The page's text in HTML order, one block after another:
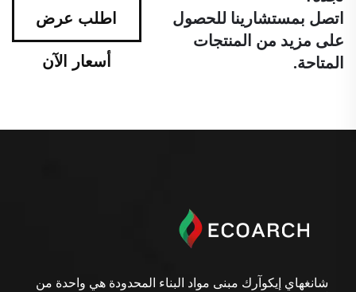
اتصل بمستشارينا للحصول
على مزيد من المنتجات
المتاحة.
اطلب عرض
أسعار الآن
شانغهاي إيكوآرك مبنى مواد البناء المحدودة هي واحدة من